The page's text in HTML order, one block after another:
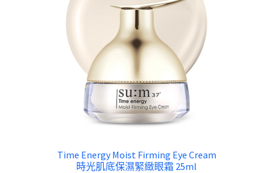
Time Energy Moist Firming Eye Cream
時光肌底保濕緊緻眼霜 25ml